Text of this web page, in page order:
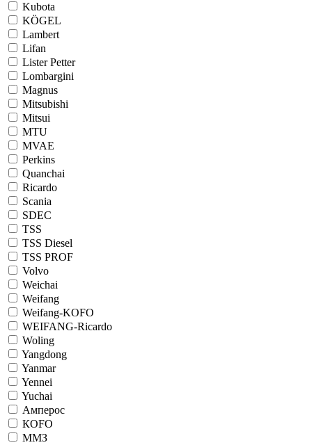
Kubota
KÖGEL
Lambert
Lifan
Lister Petter
Lombargini
Magnus
Mitsubishi
Mitsui
MTU
MVAE
Perkins
Quanchai
Ricardo
Scania
SDEC
TSS
TSS Diesel
TSS PROF
Volvo
Weichai
Weifang
Weifang-KOFO
WEIFANG-Ricardo
Woling
Yangdong
Yanmar
Yennei
Yuchai
Амперос
КОFO
ММЗ